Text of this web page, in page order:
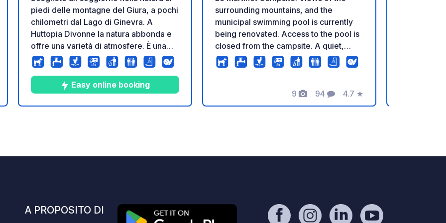
piedi delle montagne del Giura, a pochi
chilometri dal Lago di Ginevra. A
Huttopia Divonne la natura abbonda e
offre una varietà di atmosfere. È una
destinazione ideale per provare gli
sport acquatici sul lago, fare il bagno
nelle rilassanti sorgenti termali e
scoprire tutte le attrazioni culturali della
zona circostante.
Easy online booking
surrounding mountains, and the
municipal swimming pool is currently
being renovated. Access to the pool is
closed from the campsite. A quiet,
family-friendly campsite located on the
banks of the Tacon River. Close to the
9
Foto
94
Commenti
4.7
Valutazione
★
A PROPOSITO DI